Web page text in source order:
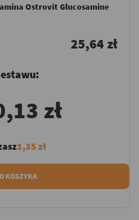
Ostrovit Glucosamine
25,64 zł
zł
1,35 zł
KOSZYKA